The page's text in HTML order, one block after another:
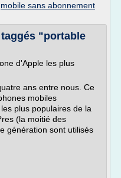
mobile sans abonnement
"portable
d'Apple les plus
ans entre nous. Ce
mobiles
plus populaires de la
(la moitié des
génération sont utilisés